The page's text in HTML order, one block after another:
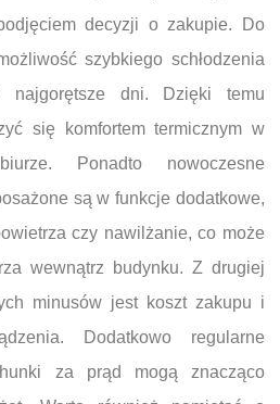
decyzji o zakupie. Do
szybkiego schłodzenia
najgorętsze dni. Dzięki temu
się komfortem termicznym w
Ponadto nowoczesne
są w funkcje dodatkowe,
czy nawilżanie, co może
wewnątrz budynku. Z drugiej
minusów jest koszt zakupu i
Dodatkowo regularne
za prąd mogą znacząco